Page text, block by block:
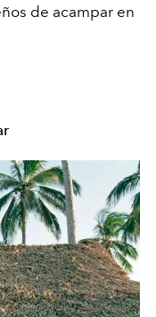
de acampar en